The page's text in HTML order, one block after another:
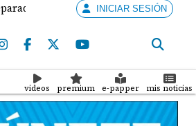
para ejercer la docenciaINICIAR SESIÓN
videos premium e-papper mis noticias